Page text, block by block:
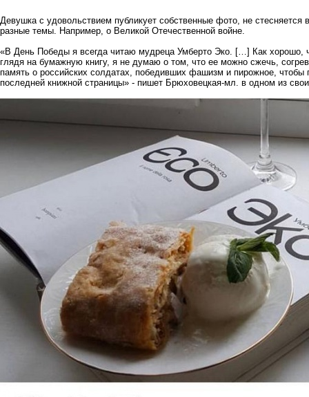
Девушка с удовольствием публикует собственные фото, не
разные темы. Например, о Великой Отечественной войне.
«В День Победы я всегда читаю мудреца Умберто Эко. […] Как хорошо,
глядя на бумажную книгу, я не думаю о том, что ее можно сжечь,
память о российских солдатах, победивших фашизм и пирожное, чтобы
последней книжной страницы» - пишет Брюховецкая-мл. в одном из